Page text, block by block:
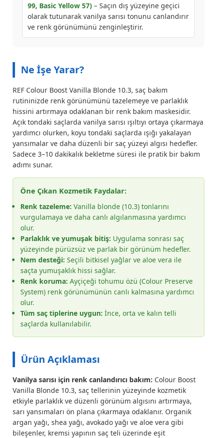
99, Basic Yellow 57) – Saçın dış yüzeyine geçici
olarak tutunarak vanilya sarısı tonunu canlandırır
ve renk görünümünü zenginleştirir.
Ne İşe Yarar?
REF Colour Boost Vanilla Blonde 10.3, saç bakım
rutininizde renk görünümünü tazelemeye ve parlaklık
hissini artırmaya odaklanan bir renk bakım maskesidir.
Açık tondaki saçlarda vanilya sarısı ışıltıyı ortaya çıkarmaya
yardımcı olurken, koyu tondaki saçlarda ışığı yakalayan
yansımalar ve daha düzenli bir saç yüzeyi algısı hedefler.
Sadece 3–10 dakikalık bekletme süresi ile pratik bir bakım
adımı sunar.
Öne Çıkan Kozmetik Faydalar:
Renk tazeleme: Vanilla blonde (10.3) tonlarını
vurgulamaya ve daha canlı algılanmasına yardımcı
olur.
Parlaklık ve yumuşak bitiş: Uygulama sonrası saç
yüzeyinde pürüzsüz ve parlak bir görünüm hedefler.
Nem desteği: Seçili bitkisel yağlar ve aloe vera ile
saçta yumuşaklık hissi sağlar.
Renk koruma: Ayçiçeği tohumu özü (Colour Preserve
System) renk görünümünün canlı kalmasına yardımcı
olur.
Tüm saç tiplerine uygun: İnce, orta ve kalın telli
saçlarda kullanılabilir.
Ürün Açıklaması
Vanilya sarısı için renk canlandırıcı bakım: Colour Boost
Vanilla Blonde 10.3, saç tellerinin yüzeyinde kozmetik
etkiyle parlaklık ve düzenli görünüm algısını artırmaya,
sarı yansımaları ön plana çıkarmaya odaklanır. Organik
argan yağı, shea yağı, avokado yağı ve aloe vera gibi
bileşenler, kremsi yapının saç teli üzerinde eşit